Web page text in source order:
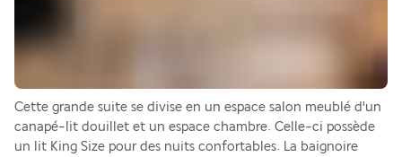
Cette grande suite se divise en un espace salon meublé d'un
canapé-lit douillet et un espace chambre. Celle-ci possède
un lit King Size pour des nuits confortables. La baignoire